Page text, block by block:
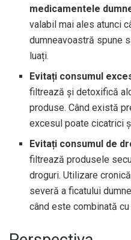
medicamentele
valabil mai ales atunci
dumneavoastră spune
luați.
Evitați consumul
filtrează și detoxifică
produse. Când există
excesul poate cicatrici
Evitați consumul de
filtrează produsele
droguri. Utilizare
severă a ficatului
când este combinată cu